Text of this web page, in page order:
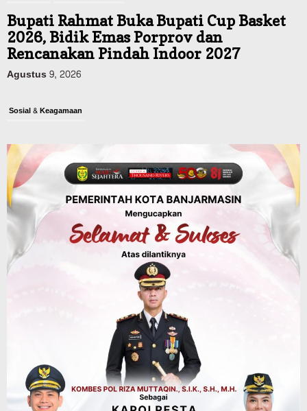
Bupati Rahmat Buka Bupati Cup Basket
2026, Bidik Emas Porprov dan
Rencanakan Pindah Indoor 2027
Agustus 9, 2026
Sosial & Keagamaan
Jamnas XII Cibubur, Termasuk Dua
Peserta Berkebutuhan Khusus
Agustus 9, 2026
Budaya & Pariwisata
Bunda PAUD Banjarmasin Ajak Anak
Belajar Sambil Lihat Satwa, Jelajah
Literasi di Taman Jahri Saleh
Pemkab Balangan
28 Pelajar Halong Balangan Jalani
Latihan Intensif Paskibraka, Ditempa